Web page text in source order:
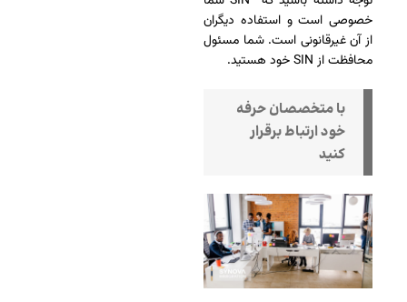
خصوصی است و استفاده دیگران
از آن غیرقانونی است. شما مسئول
محافظت از SIN خود هستید.
با متخصصان حرفه
خود ارتباط برقرار
کنید